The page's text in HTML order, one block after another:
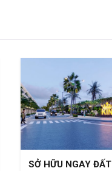
SỞ HỮU NGAY